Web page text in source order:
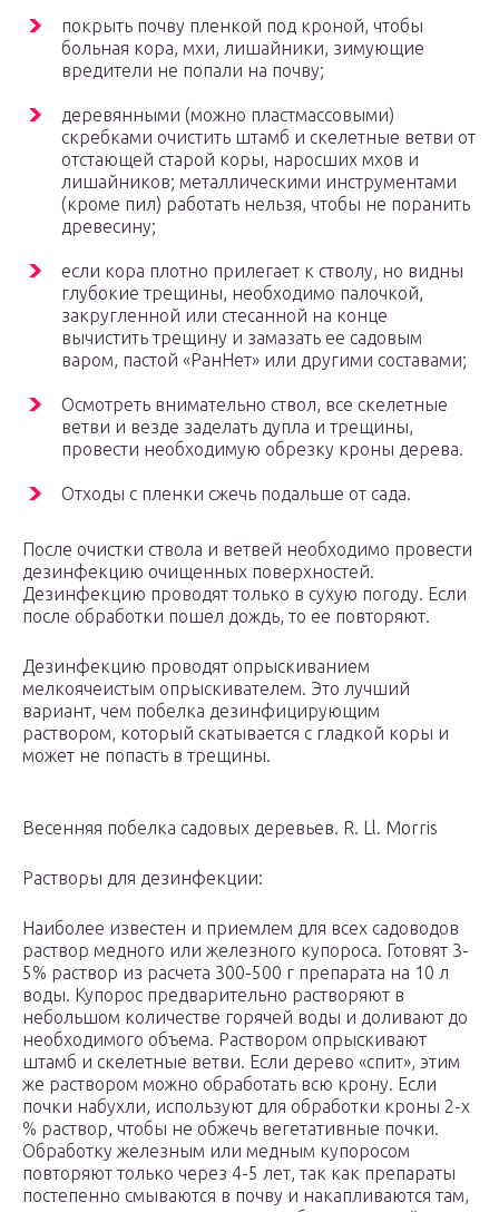
покрыть почву пленкой под кроной, чтобы
больная кора, мхи, лишайники, зимующие
вредители не попали на почву;
деревянными (можно пластмассовыми)
скребками очистить штамб и скелетные ветви от
отстающей старой коры, наросших мхов и
лишайников; металлическими инструментами
(кроме пил) работать нельзя, чтобы не поранить
древесину;
если кора плотно прилегает к стволу, но видны
глубокие трещины, необходимо палочкой,
закругленной или стесанной на конце
вычистить трещину и замазать ее садовым
варом, пастой «РанНет» или другими составами;
Осмотреть внимательно ствол, все скелетные
ветви и везде заделать дупла и трещины,
провести необходимую обрезку кроны дерева.
Отходы с пленки сжечь подальше от сада.
После очистки ствола и ветвей необходимо провести
дезинфекцию очищенных поверхностей.
Дезинфекцию проводят только в сухую погоду. Если
после обработки пошел дождь, то ее повторяют.
Дезинфекцию проводят опрыскиванием
мелкоячеистым опрыскивателем. Это лучший
вариант, чем побелка дезинфицирующим
раствором, который скатывается с гладкой коры и
может не попасть в трещины.
Весенняя побелка садовых деревьев. R. Ll. Morris
Растворы для дезинфекции:
Наиболее известен и приемлем для всех садоводов
раствор медного или железного купороса. Готовят 3-
5% раствор из расчета 300-500 г препарата на 10 л
воды. Купорос предварительно растворяют в
небольшом количестве горячей воды и доливают до
необходимого объема. Раствором опрыскивают
штамб и скелетные ветви. Если дерево «спит», этим
же раствором можно обработать всю крону. Если
почки набухли, используют для обработки кроны 2-х
% раствор, чтобы не обжечь вегетативные почки.
Обработку железным или медным купоросом
повторяют только через 4-5 лет, так как препараты
постепенно смываются в почву и накапливаются там,